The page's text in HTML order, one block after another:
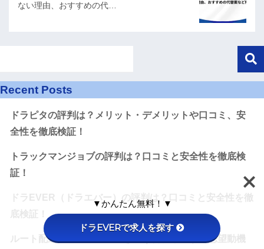
ない理由、おすすめの代…
Recent Posts
ドラピタの評判は？メリット・デメリットや口コミ、安
全性を徹底検証！
トラックマンジョブの評判は？口コミと安全性を徹底検
証！
ドラEVER（ドラエバー）の評判は？口コミと安全性を徹
底検証！
ルート配送の志望動機の書き方｜合格しやすい志望動機
▼かんたん無料！▼
ドラEVERで求人を探す